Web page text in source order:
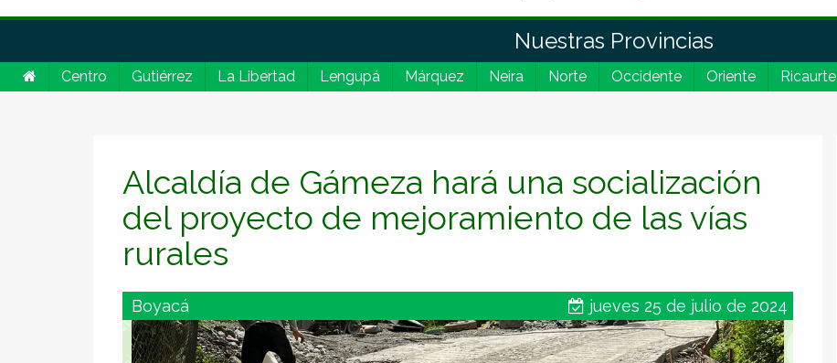
Nuestras Provincias
Centro Gutiérrez La Libertad Lengupá Márquez Neira Norte Occidente Oriente Ricaurte
Alcaldía de Gámeza hará una socialización
del proyecto de mejoramiento de las vías
rurales
Boyacá jueves 25 de julio de 2024